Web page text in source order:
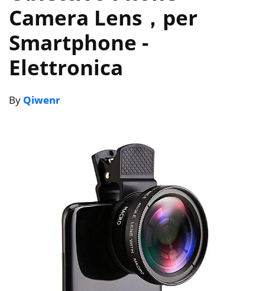
Camera Lens，per
Smartphone -
Elettronica
By Qiwenr